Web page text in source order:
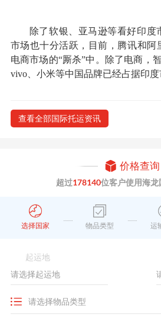
除了软银、亚马逊等看好印度
市场也十分活跃，目前，腾讯和阿
电商市场的“厮杀”中。除了电商，
vivo、小米等中国品牌已经占据印度
查看全部国际托运资讯
价格查询
超过178140位客户使用海
选择国家 物品类型 运
起运地